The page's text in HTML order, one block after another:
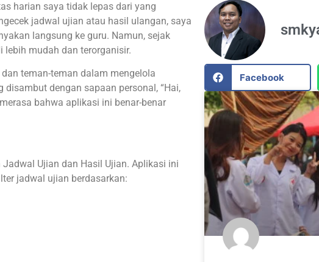
harian saya tidak lepas dari yang
jadwal ujian atau hasil ulangan, saya
langsung ke guru. Namun, sejak
lebih mudah dan terorganisir.
teman-teman dalam mengelola
dengan sapaan personal, “Hai,
bahwa aplikasi ini benar-benar
Ujian dan Hasil Ujian. Aplikasi ini
jadwal ujian berdasarkan:
Facebook